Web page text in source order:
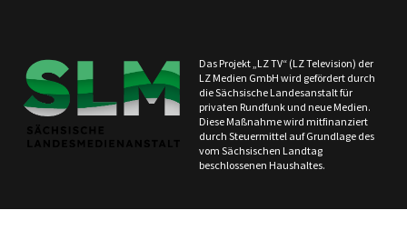
Das Projekt „LZ TV“ (LZ Television) der
LZ Medien GmbH wird gefördert durch
die Sächsische Landesanstalt für
privaten Rundfunk und neue Medien.
Diese Maßnahme wird mitfinanziert
durch Steuermittel auf Grundlage des
vom Sächsischen Landtag
beschlossenen Haushaltes.